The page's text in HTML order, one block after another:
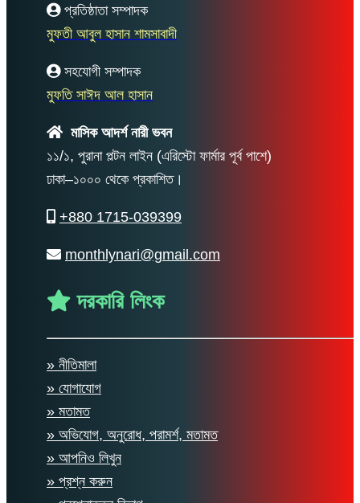
প্রতিষ্ঠাতা সম্পাদক
মুফতী আবুল হাসান শামসাবাদী
সহযোগী সম্পাদক
মুফতি সাঈদ আল হাসান
মাসিক আদর্শ নারী ভবন
১১/১, পুরানা পল্টন লাইন (এরিস্টো ফার্মার পূর্ব পাশে)
ঢাকা–১০০০ থেকে প্রকাশিত।
+880 1715-039399
monthlynari@gmail.com
দরকারি লিংক
» নীতিমালা
» যোগাযোগ
» মতামত
» অভিযোগ, অনুরোধ, পরামর্শ, মতামত
» আপনিও লিখুন
» প্রশ্ন করুন